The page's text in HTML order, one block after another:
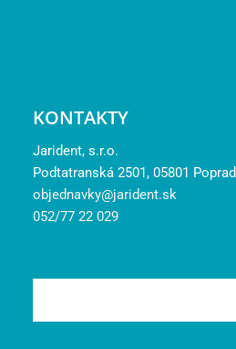
KONTAKTY
Jarident, s.r.o.
Podtatranská 2501, 05801 Poprad
objednavky@jarident.sk
052/77 22 029